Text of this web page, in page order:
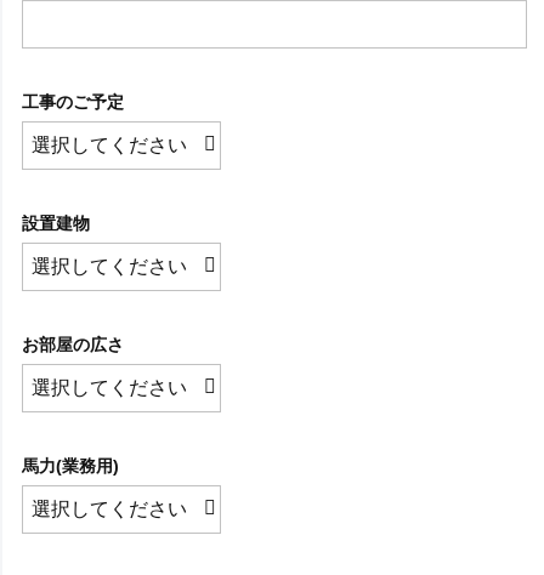
工事のご予定
設置建物
お部屋の広さ
馬力(業務用)